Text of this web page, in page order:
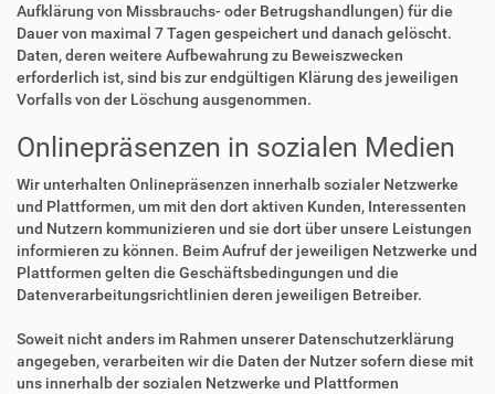
Aufklärung von Missbrauchs- oder Betrugshandlungen) für die
Dauer von maximal 7 Tagen gespeichert und danach gelöscht.
Daten, deren weitere Aufbewahrung zu Beweiszwecken
erforderlich ist, sind bis zur endgültigen Klärung des jeweiligen
Vorfalls von der Löschung ausgenommen.
Onlinepräsenzen in sozialen Medien
Wir unterhalten Onlinepräsenzen innerhalb sozialer Netzwerke
und Plattformen, um mit den dort aktiven Kunden, Interessenten
und Nutzern kommunizieren und sie dort über unsere Leistungen
informieren zu können. Beim Aufruf der jeweiligen Netzwerke und
Plattformen gelten die Geschäftsbedingungen und die
Datenverarbeitungsrichtlinien deren jeweiligen Betreiber.
Soweit nicht anders im Rahmen unserer Datenschutzerklärung
angegeben, verarbeiten wir die Daten der Nutzer sofern diese mit
uns innerhalb der sozialen Netzwerke und Plattformen